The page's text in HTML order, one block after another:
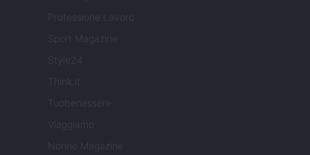
Professione Lavoro
Sport Magazine
Style24
Think.it
Tuobenessere
Viaggiamo
Nonne Magazine